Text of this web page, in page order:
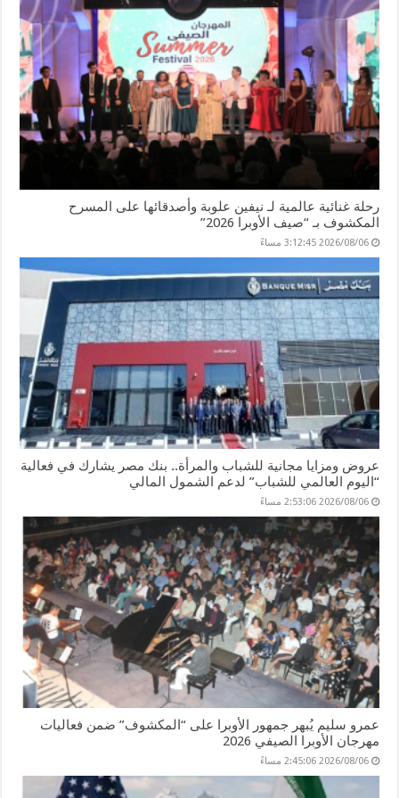
رحلة غنائية عالمية لـ نيفين علوبة وأصدقائها على المسرح
المكشوف بـ “صيف الأوبرا 2026”
2026/08/06 3:12:45 مساءً
عروض ومزايا مجانية للشباب والمرأة.. بنك مصر يشارك في فعالية
“اليوم العالمي للشباب” لدعم الشمول المالي
2026/08/06 2:53:06 مساءً
عمرو سليم يُبهر جمهور الأوبرا على “المكشوف” ضمن فعاليات
مهرجان الأوبرا الصيفي 2026
2026/08/06 2:45:06 مساءً